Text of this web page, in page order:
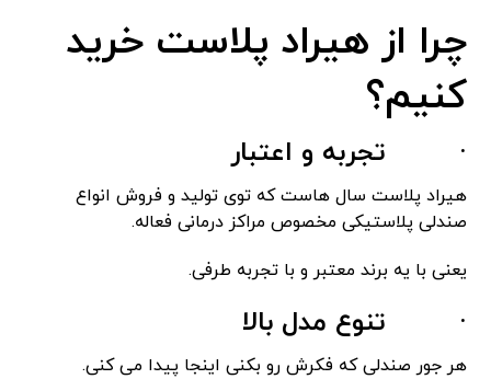
چرا از هیراد پلاست خرید
کنیم؟
· تجربه و اعتبار
هیراد پلاست سال هاست که توی تولید و فروش انواع
صندلی پلاستیکی مخصوص مراکز درمانی فعاله.
یعنی با یه برند معتبر و با تجربه طرفی.
· تنوع مدل بالا
هر جور صندلی که فکرش رو بکنی اینجا پیدا می کنی.